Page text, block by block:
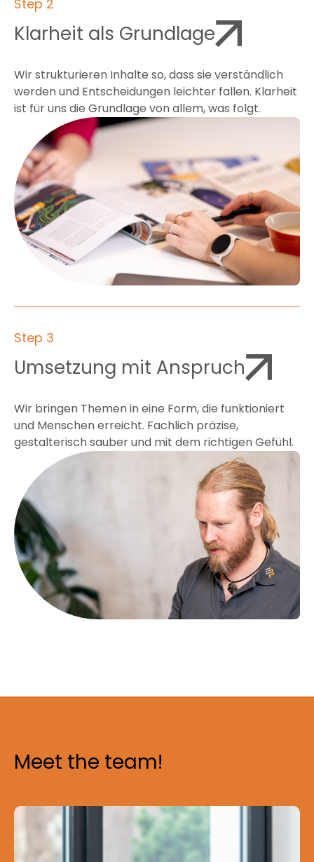
Step 2
Klarheit als Grundlage
Wir strukturieren Inhalte so, dass sie verständlich
werden und Entscheidungen leichter fallen. Klarheit
ist für uns die Grundlage von allem, was folgt.
Step 3
Umsetzung mit Anspruch
Wir bringen Themen in eine Form, die funktioniert
und Menschen erreicht. Fachlich präzise,
gestalterisch sauber und mit dem richtigen Gefühl.
Meet the team!